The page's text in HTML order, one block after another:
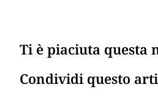
Ti è piaciuta questa
Condividi questo